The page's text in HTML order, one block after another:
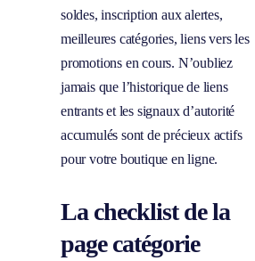
soldes, inscription aux alertes,
meilleures catégories, liens vers les
promotions en cours. N’oubliez
jamais que l’historique de liens
entrants et les signaux d’autorité
accumulés sont de précieux actifs
pour votre boutique en ligne.
La checklist de la
page catégorie